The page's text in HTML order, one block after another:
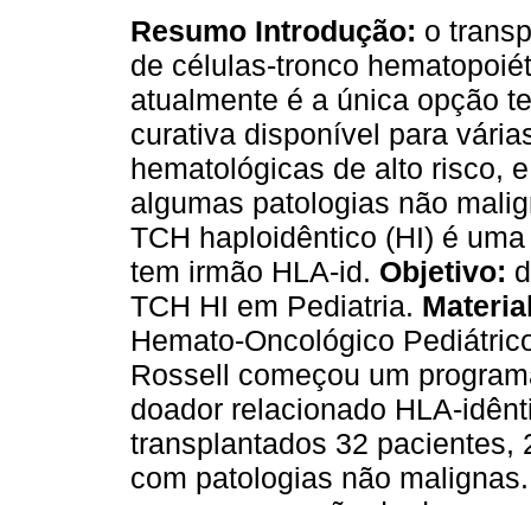
Resumo Introdução: o
de células-tronco
atualmente é a única opção
curativa disponível para
hematológicas de alto risco,
algumas patologias não
TCH haploidêntico (HI) é
tem irmão HLA-id. Objetivo:
TCH HI em Pediatria.
Hemato-Oncológico
Rossell começou um
doador relacionado HLA-
transplantados 32 pacientes,
com patologias não